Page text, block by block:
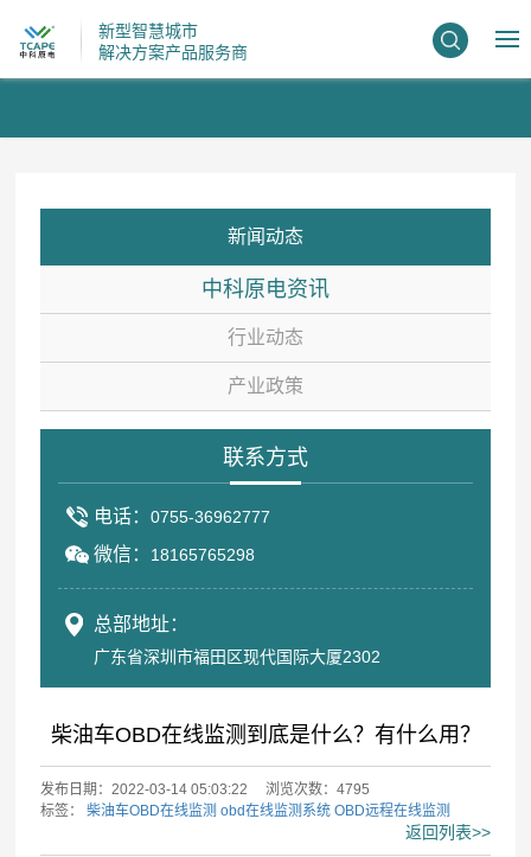
新型智慧城市
解决方案产品服务商
新闻动态
中科原电资讯
行业动态
产业政策
联系方式
电话：0755-36962777
微信： 18165765298
总部地址：
广东省深圳市福田区现代国际大厦2302
柴油车OBD在线监测到底是什么？有什么用？
发布日期：2022-03-14 05:03:22
浏览次数：4795
标签：柴油车OBD在线监测 obd在线监测系统 OBD远程在线监测
返回列表>>